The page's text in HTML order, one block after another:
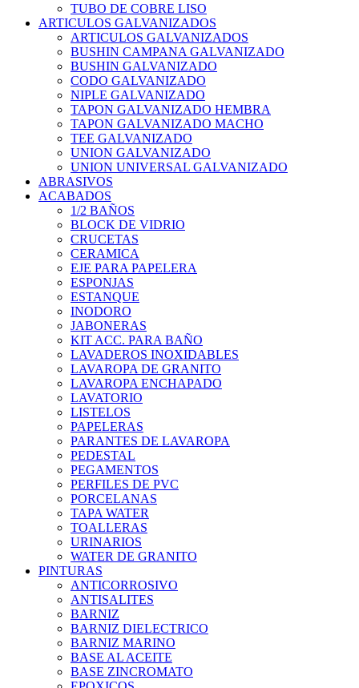
TUBO DE COBRE LISO
ARTICULOS GALVANIZADOS
ARTICULOS GALVANIZADOS
BUSHIN CAMPANA GALVANIZADO
BUSHIN GALVANIZADO
CODO GALVANIZADO
NIPLE GALVANIZADO
TAPON GALVANIZADO HEMBRA
TAPON GALVANIZADO MACHO
TEE GALVANIZADO
UNION GALVANIZADO
UNION UNIVERSAL GALVANIZADO
ABRASIVOS
ACABADOS
1/2 BAÑOS
BLOCK DE VIDRIO
CRUCETAS
CERAMICA
EJE PARA PAPELERA
ESPONJAS
ESTANQUE
INODORO
JABONERAS
KIT ACC. PARA BAÑO
LAVADEROS INOXIDABLES
LAVAROPA DE GRANITO
LAVAROPA ENCHAPADO
LAVATORIO
LISTELOS
PAPELERAS
PARANTES DE LAVAROPA
PEDESTAL
PEGAMENTOS
PERFILES DE PVC
PORCELANAS
TAPA WATER
TOALLERAS
URINARIOS
WATER DE GRANITO
PINTURAS
ANTICORROSIVO
ANTISALITES
BARNIZ
BARNIZ DIELECTRICO
BARNIZ MARINO
BASE AL ACEITE
BASE ZINCROMATO